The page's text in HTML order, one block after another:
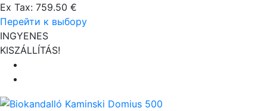
Ex Tax: 759.50 €
Перейти к выбору
INGYENES
KISZÁLLÍTÁS!